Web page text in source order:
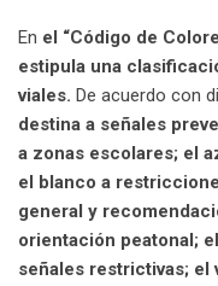
En el “Código de
estipula una
viales. De acuerdo con
destina a señales
a zonas escolares; el
el blanco a
general y
orientación peatonal;
señales restrictivas; el